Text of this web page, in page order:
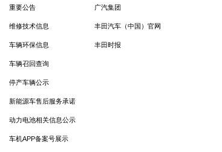
重要公告
维修技术信息
车辆环保信息
车辆召回查询
停产车辆公示
新能源车售后服务承诺
动力电池相关信息公示
车机APP备案号展示
广汽集团
丰田汽车（中国）官网
丰田时报